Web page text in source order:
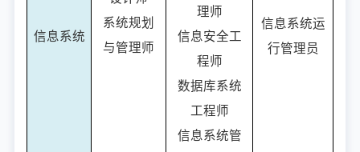
系统规划
与管理师
信息系统
理师
信息安全工
程师
数据库系统
工程师
信息系统管
信息系统运
行管理员